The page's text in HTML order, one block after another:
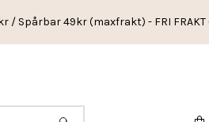
/ Spårbar 49kr (maxfrakt) - FRI FRAKT